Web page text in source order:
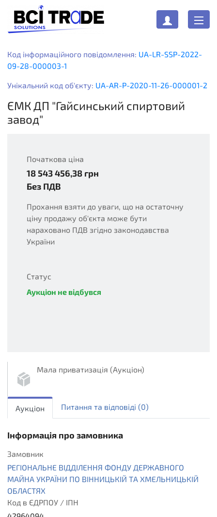
Код інформаційного повідомлення: UA-LR-SSP-2022-
09-28-000003-1
Унікальний код об'єкту: UA-AR-P-2020-11-26-000001-2
ЄМК ДП "Гайсинський спиртовий
завод"
Мала приватизація (Аукціон)
Аукціон
Питання та вiдповiдi (0)
Інформація про замовника
Замовник
РЕГІОНАЛЬНЕ ВІДДІЛЕННЯ ФОНДУ ДЕРЖАВНОГО
МАЙНА УКРАЇНИ ПО ВІННИЦЬКІЙ ТА ХМЕЛЬНИЦЬКІЙ
ОБЛАСТЯХ
Код в ЄДРПОУ / ІПН
Початкова ціна
18 543 456,38 грн
Без ПДВ
Прохання взяти до уваги, що на остаточну
ціну продажу об'єкта може бути
нараховано ПДВ згідно законодавства
України
Статус
Аукціон не відбувся